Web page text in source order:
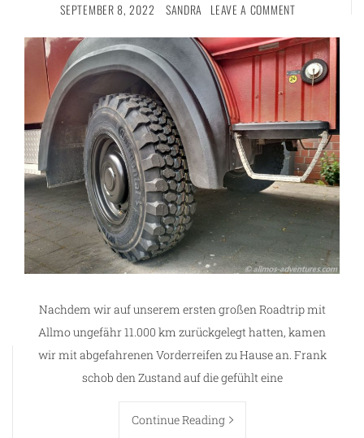
SEPTEMBER 8, 2022 SANDRA LEAVE A COMMENT
Nachdem wir auf unserem ersten großen Roadtrip mit
Allmo ungefähr 11.000 km zurückgelegt hatten, kamen
wir mit abgefahrenen Vorderreifen zu Hause an. Frank
schob den Zustand auf die gefühlt eine
Continue Reading